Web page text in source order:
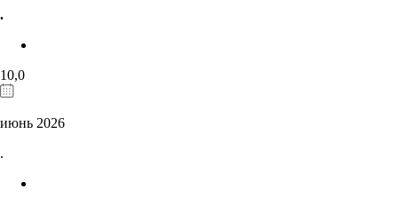
.
10,0
июнь 2026
.